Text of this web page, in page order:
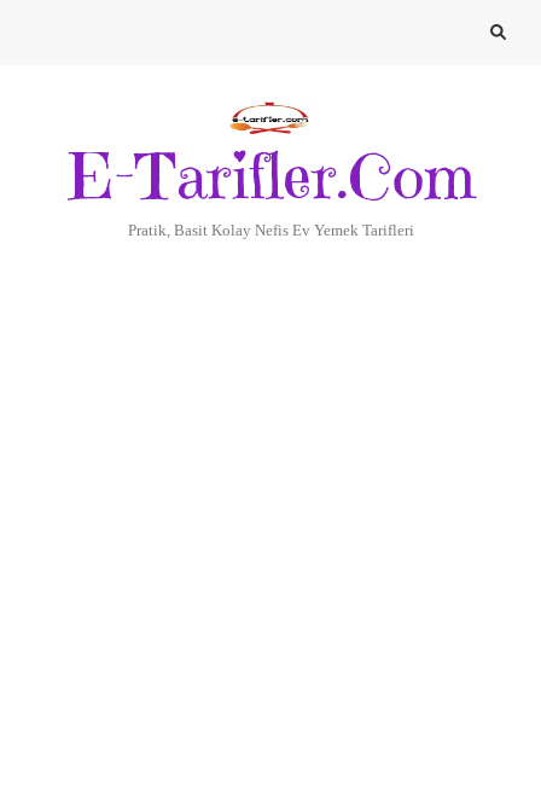
E-Tarifler.Com
Pratik, Basit Kolay Nefis Ev Yemek Tarifleri